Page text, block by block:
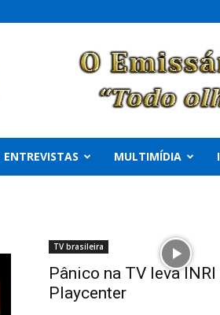
ENTREVISTAS MULTIMÍDIA
TV brasileira
Pânico na TV leva INRI
Playcenter